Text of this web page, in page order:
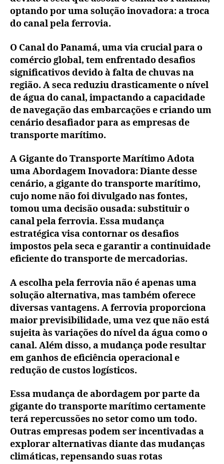
optando por uma solução inovadora: a troca
do canal pela ferrovia.
O Canal do Panamá, uma via crucial para o
comércio global, tem enfrentado desafios
significativos devido à falta de chuvas na
região. A seca reduziu drasticamente o nível
de água do canal, impactando a capacidade
de navegação das embarcações e criando um
cenário desafiador para as empresas de
transporte marítimo.
A Gigante do Transporte Marítimo Adota
uma Abordagem Inovadora: Diante desse
cenário, a gigante do transporte marítimo,
cujo nome não foi divulgado nas fontes,
tomou uma decisão ousada: substituir o
canal pela ferrovia. Essa mudança
estratégica visa contornar os desafios
impostos pela seca e garantir a continuidade
eficiente do transporte de mercadorias.
A escolha pela ferrovia não é apenas uma
solução alternativa, mas também oferece
diversas vantagens. A ferrovia proporciona
maior previsibilidade, uma vez que não está
sujeita às variações do nível da água como o
canal. Além disso, a mudança pode resultar
em ganhos de eficiência operacional e
redução de custos logísticos.
Essa mudança de abordagem por parte da
gigante do transporte marítimo certamente
terá repercussões no setor como um todo.
Outras empresas podem ser incentivadas a
explorar alternativas diante das mudanças
climáticas, repensando suas rotas